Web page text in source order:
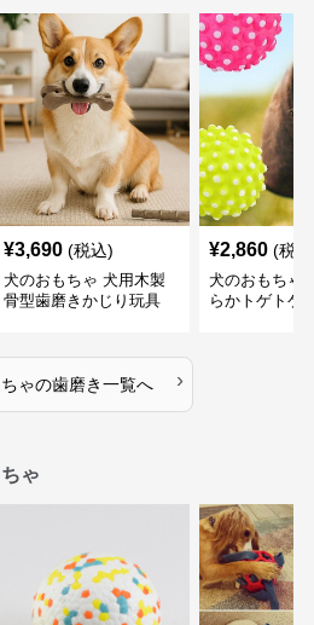
¥3,690 (税込)
犬のおもちゃ 犬用木製
骨型歯磨きかじり玩具
¥2,860 (税
犬のおもちゃ
らかトゲトゲ
ゃの歯磨き一覧へ ›
ゃ